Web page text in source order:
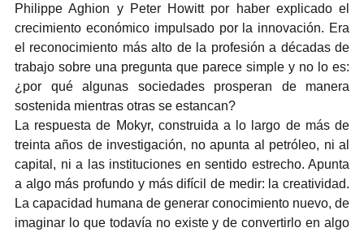
Philippe Aghion y Peter Howitt por haber explicado el
crecimiento económico impulsado por la innovación. Era
el reconocimiento más alto de la profesión a décadas de
trabajo sobre una pregunta que parece simple y no lo es:
¿por qué algunas sociedades prosperan de manera
sostenida mientras otras se estancan?
La respuesta de Mokyr, construida a lo largo de más de
treinta años de investigación, no apunta al petróleo, ni al
capital, ni a las instituciones en sentido estrecho. Apunta
a algo más profundo y más difícil de medir: la creatividad.
La capacidad humana de generar conocimiento nuevo, de
imaginar lo que todavía no existe y de convertirlo en algo